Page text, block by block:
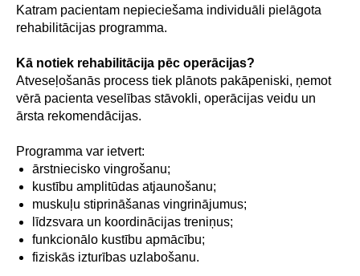
Katram pacientam nepieciešama individuāli pielāgota
rehabilitācijas programma.
Kā notiek rehabilitācija pēc operācijas?
Atveseļošanās process tiek plānots pakāpeniski, ņemot
vērā pacienta veselības stāvokli, operācijas veidu un
ārsta rekomendācijas.
Programma var ietvert:
ārstniecisko vingrošanu;
kustību amplitūdas atjaunošanu;
muskuļu stiprināšanas vingrinājumus;
līdzsvara un koordinācijas treniņus;
funkcionālo kustību apmācību;
fiziskās izturības uzlabošanu.